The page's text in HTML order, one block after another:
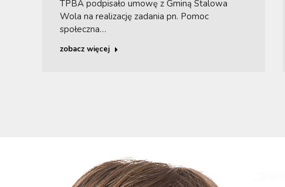
TPBA podpisało umowę z Gminą Stalowa
Wola na realizację zadania pn. Pomoc
społeczna…
zobacz więcej